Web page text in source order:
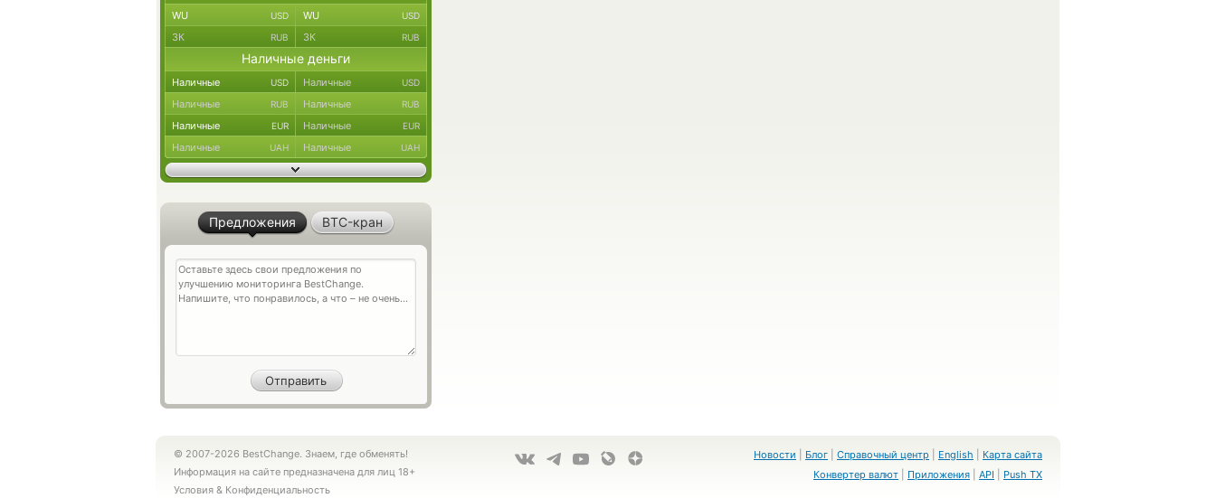
WU USD WU USD
ЗК RUB ЗК RUB
Наличные деньги
Наличные USD Наличные USD
Наличные RUB Наличные RUB
Наличные EUR Наличные EUR
Наличные UAH Наличные UAH
Предложения BTC-кран
© 2007-2026 BestChange. Знаем, где обменять!
Информация на сайте предназначена для лиц 18+
Условия & Конфиденциальность
Новости Блог Справочный центр English
Карта сайта
Конвертер валют
Приложения API Push TX